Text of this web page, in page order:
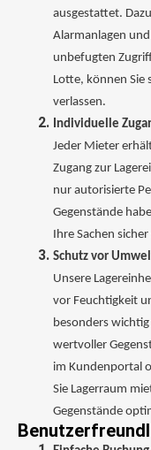
ausgestattet.
Alarmanlagen
unbefugten
Lotte, können Sie
verlassen.
Individuelle
Jeder Mieter
Zugang zur
nur autorisierte
Gegenstände
Ihre Sachen
Schutz vor
Unsere
vor Feuchtigkeit
besonders
wertvoller
im Kundenportal
Sie Lagerraum
Gegenstände